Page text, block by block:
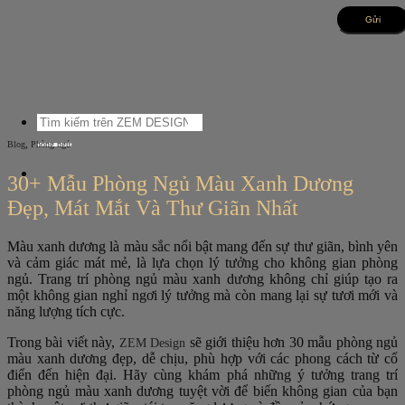
Tìm
kiếm:
Blog Phòng ngủ
30+ Mẫu Phòng Ngủ Màu Xanh Dương
Đẹp, Mát Mắt Và Thư Giãn Nhất
Màu xanh dương là màu sắc nổi bật mang đến sự thư giãn, bình yên
và cảm giác mát mẻ, là lựa chọn lý tưởng cho không gian phòng
ngủ. Trang trí phòng ngủ màu xanh dương không chỉ giúp tạo ra
một không gian nghỉ ngơi lý tưởng mà còn mang lại sự tươi mới và
năng lượng tích cực.
Trong bài viết này, ZEM Design sẽ giới thiệu hơn 30 mẫu phòng ngủ
màu xanh dương đẹp, dễ chịu, phù hợp với các phong cách từ cổ
điển đến hiện đại. Hãy cùng khám phá những ý tưởng trang trí
phòng ngủ màu xanh dương tuyệt vời để biến không gian của bạn